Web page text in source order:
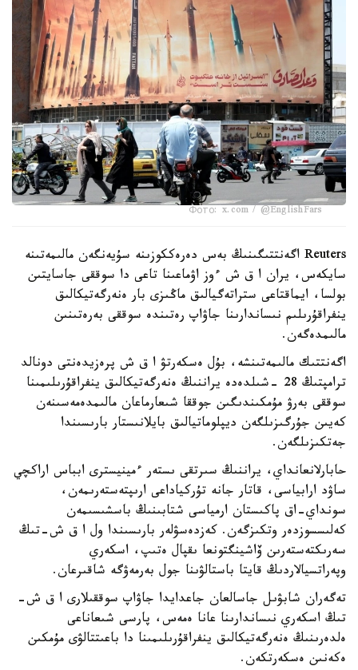
Фото: x.com / @EnglishFars
Reuters اگەنتتىگىنىڭ بەس دەرەككوزىنە سۇيەنگەن مالىمەتىنە
سايكەس، يران ا ق ش ءوز اۋماعىنا تاعى دا سوققى جاسايتىن
بولسا، ايماقتاعى ستراتەگيالىق ماڭىزى بار ەنەرگەتيكالىق
ينفراقۇرىلىم نىساندارىنا جاۋاپ رەتىندە سوققى بەرەتىنىن
مالىمدەگەن.
اگەنتتىك مالىمەتىنشە، بۇل ەسكەرتۋ ا ق ش پرەزيدەنتى دونالد
ترامپتىڭ 28 -شىلدەدە يراننىڭ ەنەرگەتيكالىق ينفراقۇرىلىمىنا
سوققى بەرۋ مۇمكىندىگىن جوققا شىعارماعان مالىمدەمەسىنەن
كەيىن جۇرگىزىلگەن ديپلوماتيالىق بايلانىستار بارىسىندا
جەتكىزىلگەن.
حابارلانعانداي، يراننىڭ سىرتقى ىستەر ءمينيسترى ابباس اراكچي
ساۋد ارابياسى، قاتار جانە تۇركياداعى ارىپتەستەرىمەن،
سونداي-اق پاكىستان ارمياسى شتابىنىڭ باسشىسىمەن
كەلىسسوزدەر وتكىزگەن. كەزدەسۋلەر بارىسىندا ول ا ق ش-تىڭ
سەرىكتەستەرىن ۆاشينگتونعا ىقپال ەتىپ، اسكەري
وپەراتسيالاردىڭ قايتا باستالۋىنا جول بەرمەۋگە شاقىرعان.
تەگەران شابۋىل جاسالعان جاعدايدا جاۋاپ سوققىلارى ا ق ش-
تىڭ اسكەري نىساندارىنا عانا ەمەس، پارسى شىعاناعى
ەلدەرىنىڭ ەنەرگەتيكالىق ينفراقۇرىلىمىنا دا باعىتتالۋى مۇمكىن
ەكەنىن ەسكەرتكەن.